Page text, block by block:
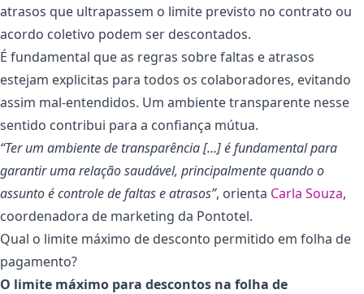
atrasos que ultrapassem o limite previsto no contrato ou
acordo coletivo podem ser descontados.
É fundamental que as regras sobre faltas e atrasos
estejam explicitas para todos os colaboradores, evitando
assim mal-entendidos. Um ambiente transparente nesse
sentido contribui para a confiança mútua.
“Ter um ambiente de transparência […] é fundamental para
garantir uma relação saudável, principalmente quando o
assunto é controle de faltas e atrasos”, orienta Carla Souza,
coordenadora de marketing da Pontotel.
Qual o limite máximo de desconto permitido em folha de
pagamento?
O limite máximo para descontos na folha de